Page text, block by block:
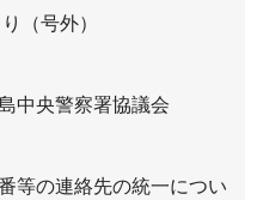
（号外）
央警察署協議会
等の連絡先の統一につい